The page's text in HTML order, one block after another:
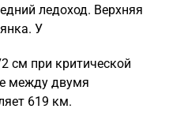
ледоход. Верхняя
У
см при критической
между двумя
619 км.